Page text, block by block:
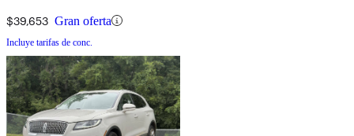
$39,653 Gran oferta
Incluye tarifas de conc.